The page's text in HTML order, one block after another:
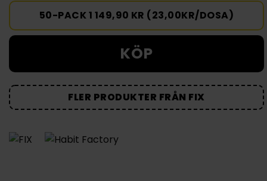
50-PACK 1 149,90 KR (23,00KR/DOSA)
KÖP
FLER PRODUKTER FRÅN FIX